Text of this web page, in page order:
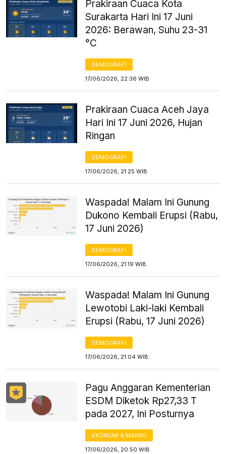
Prakiraan Cuaca Kota
Surakarta Hari Ini 17 Juni
2026: Berawan, Suhu 23-31
°C
DEMOGRAFI
17/06/2026, 22:36 WIB
Prakiraan Cuaca Aceh Jaya
Hari Ini 17 Juni 2026, Hujan
Ringan
DEMOGRAFI
17/06/2026, 21:25 WIB
Waspada! Malam Ini Gunung
Dukono Kembali Erupsi (Rabu,
17 Juni 2026)
DEMOGRAFI
17/06/2026, 21:19 WIB
Waspada! Malam Ini Gunung
Lewotobi Laki-laki Kembali
Erupsi (Rabu, 17 Juni 2026)
DEMOGRAFI
17/06/2026, 21:04 WIB
Pagu Anggaran Kementerian
ESDM Diketok Rp27,33 T
pada 2027, Ini Posturnya
EKONOMI & MAKRO
17/06/2026, 20:50 WIB